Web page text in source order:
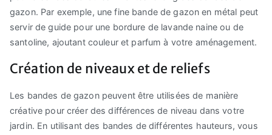
gazon. Par exemple, une fine bande de gazon en métal peut
servir de guide pour une bordure de lavande naine ou de
santoline, ajoutant couleur et parfum à votre aménagement.
Création de niveaux et de reliefs
Les bandes de gazon peuvent être utilisées de manière
créative pour créer des différences de niveau dans votre
jardin. En utilisant des bandes de différentes hauteurs, vous